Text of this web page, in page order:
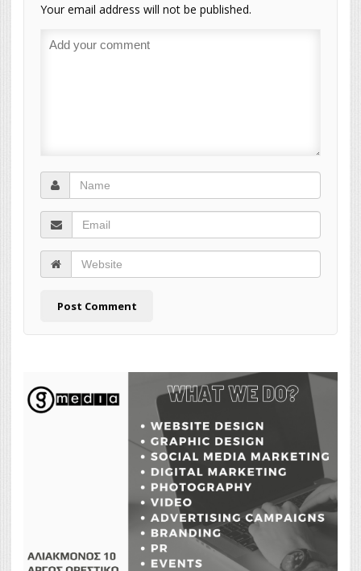
Your email address will not be published.